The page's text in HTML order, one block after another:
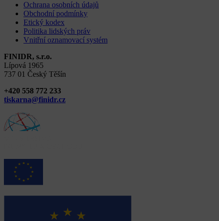
Ochrana osobních údajů
Obchodní podmínky
Etický kodex
Politika lidských práv
Vnitřní oznamovací systém
FINIDR, s.r.o.
Lípová 1965
737 01 Český Těšín
+420 558 772 233
tiskarna@finidr.cz